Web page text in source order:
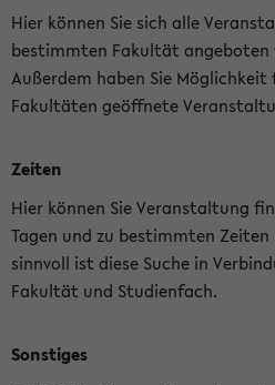
Hier können Sie sich alle
bestimmten Fakultät angeboten
Außerdem haben Sie
Fakultäten geöffnete
Zeiten
Hier können Sie Veranstaltung
Tagen und zu bestimmten
sinnvoll ist diese Suche in
Fakultät und Studienfach.
Sonstiges